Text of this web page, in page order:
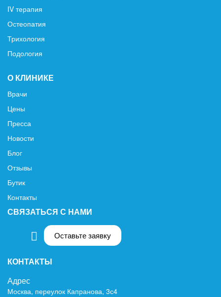
IV терапия
Остеопатия
Трихология
Подология
О КЛИНИКЕ
Врачи
Цены
Пресса
Новости
Блог
Отзывы
Бутик
Контакты
СВЯЗАТЬСЯ С НАМИ
Оставьте заявку
КОНТАКТЫ
Адрес
Москва, переулок Капранова, 3с4